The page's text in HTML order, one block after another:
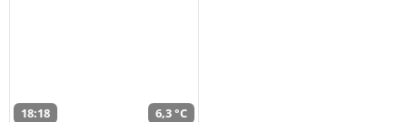
18:18 6,3 °C